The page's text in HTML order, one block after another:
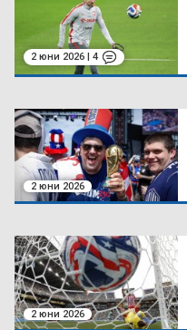
2 юни 2026 | 4
2 юни 2026
2 юни 2026